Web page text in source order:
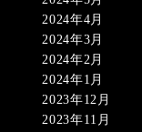
2024年4月
2024年3月
2024年2月
2024年1月
2023年12月
2023年11月